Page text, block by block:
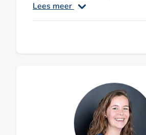
basisaantekening diagnostiek
van supervisie kunnen zijn: >
vanuit diverse perspectieven
Registratie: Supervisor NVO,
Kinder- en jeugdpsycholoog,
Orthopedagoog-generalist
master psycholoog/pedagoog,
en jeugdpsycholoog
Lees meer